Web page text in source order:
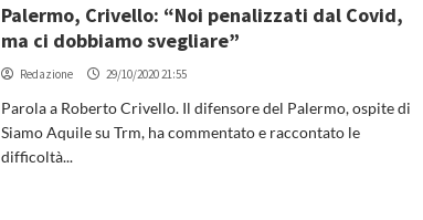
Palermo, Crivello: “Noi penalizzati dal Covid,
ma ci dobbiamo svegliare”
Redazione 29/10/2020 21:55
Parola a Roberto Crivello. Il difensore del Palermo, ospite di
Siamo Aquile su Trm, ha commentato e raccontato le
difficoltà...